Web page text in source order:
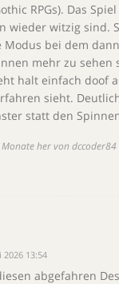
RPGs). Das
wieder witzig sind.
bei dem
mehr zu sehen
halt einfach doof
sieht.
statt den
her von dccoder84
2026 13:54
abgefahren